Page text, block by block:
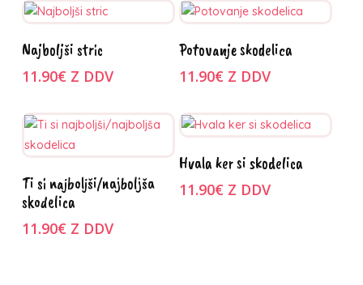
Izberite
možnosti
izdelek
ima
različic.
izberete
na
izdelka
Najboljši stric
11.90€ Z DDV
Dodaj v košarico
Potovanje skodelica
11.90€ Z DDV
Izberite
možnosti
izdelek
ima
več
Ti si najboljši/najboljša
skodelica
11.90€ Z DDV
Dodaj v košarico
Hvala ker si skodelica
11.90€ Z DDV